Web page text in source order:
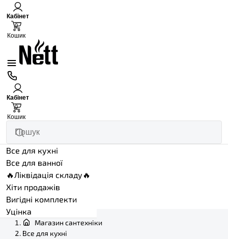
Кабінет
0
Кошик
Кабінет
0
Кошик
Все для кухні
Все для ванної
🔥Ліквідація складу🔥
Хіти продажів
Вигідні комплекти
Уцінка
Магазин сантехніки
Все для кухні